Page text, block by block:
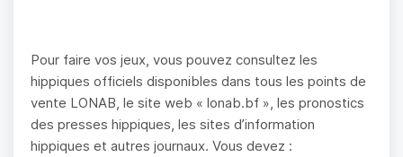
Pour faire vos jeux, vous pouvez consultez les
hippiques officiels disponibles dans tous les points de
vente LONAB, le site web « lonab.bf », les pronostics
des presses hippiques, les sites d’information
hippiques et autres journaux. Vous devez :